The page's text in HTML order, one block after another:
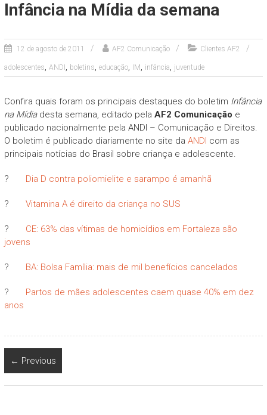
Infância na Mídia da semana
12 de agosto de 2011 AF2 Comunicação Clientes AF2
adolescentes, ANDI, boletins, educação, IM, infância, juventude
Confira quais foram os principais destaques do boletim Infância
na Mídiadesta semana, editado pela AF2 Comunicação e
publicado nacionalmente pela ANDI – Comunicação e Direitos.
O boletim é publicado diariamente no site da ANDI com as
principais notícias do Brasil sobre criança e adolescente.
? Dia D contra poliomielite e sarampo é amanhã
? Vitamina A é direito da criança no SUS
? CE: 63% das vítimas de homicídios em Fortaleza são
jovens
? BA: Bolsa Família: mais de mil benefícios cancelados
? Partos de mães adolescentes caem quase 40% em dez
anos
← Previous